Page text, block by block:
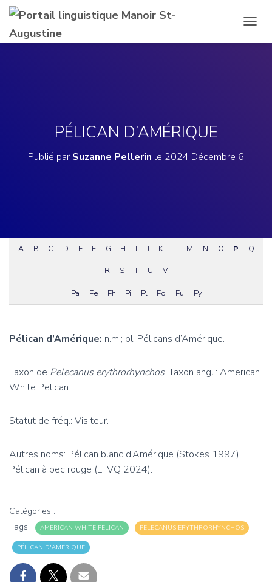
É
N
PÉLICAN D’AMÉRIQUE
Publié par Suzanne Pellerin le 2024 Décembre 6
A B C D E F G H I J K L M N O P Q
R S T U V
Pa Pe Ph Pi Pl Po Pu Py
Pélican d’Amérique: n.m.; pl. Pélicans d’Amérique.
Taxon de Pelecanus erythrorhynchos. Taxon angl.: American
White Pelican.
Statut de fréq.: Visiteur.
Autres noms: Pélican blanc d’Amérique (Stokes 1997);
Pélican à bec rouge (LFVQ 2024).
Catégories :
Tags:
AMERICAN WHITE PELICAN PELECANUS ERYTHRORHYNCHOS
PÉLICAN D'AMÉRIQUE